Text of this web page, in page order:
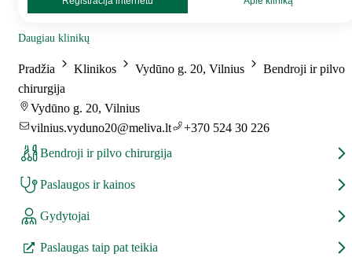
Daugiau klinikų
Pradžia Klinikos Vydūno g. 20, Vilnius
Bendroji ir pilvo
chirurgija
Vydūno g. 20, Vilnius
vilnius.vyduno20@meliva.lt
+370 524 30 226
Bendroji ir pilvo chirurgija
Paslaugos ir kainos
Gydytojai
Paslaugas taip pat teikia